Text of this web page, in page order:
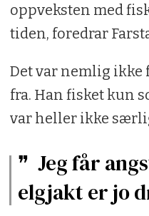
oppveksten med
tiden, foredrar
Det var nemlig ikke
fra. Han fisket kun
var heller ikke
Jeg får
elgjakt er jo